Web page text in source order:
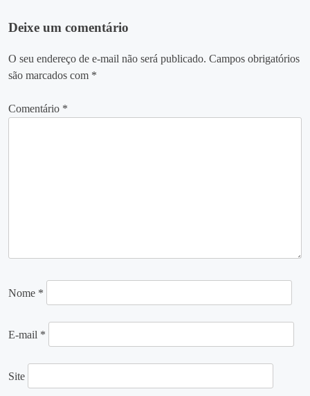
Deixe um comentário
O seu endereço de e-mail não será publicado. Campos obrigatórios
são marcados com *
Comentário *
Nome *
E-mail *
Site